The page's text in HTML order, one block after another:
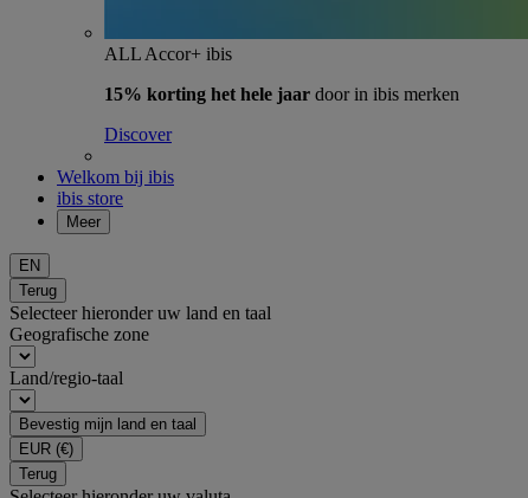
ALL Accor+ ibis
15% korting het hele jaar door in ibis merken
Discover
Welkom bij ibis
ibis store
Meer
EN
Terug
Selecteer hieronder uw land en taal
Geografische zone
Land/regio-taal
Bevestig mijn land en taal
EUR (€)
Terug